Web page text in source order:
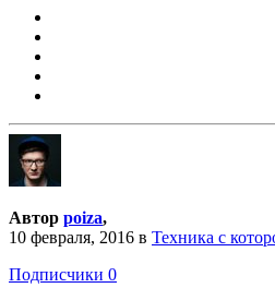
Автор poiza,
10 февраля, 2016 в Техника с
Подписчики 0